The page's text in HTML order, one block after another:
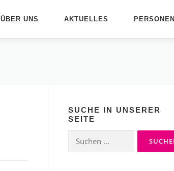
ÜBER UNS AKTUELLES PERSONEN
SUCHE IN UNSERER
SEITE
Suchen
nach: